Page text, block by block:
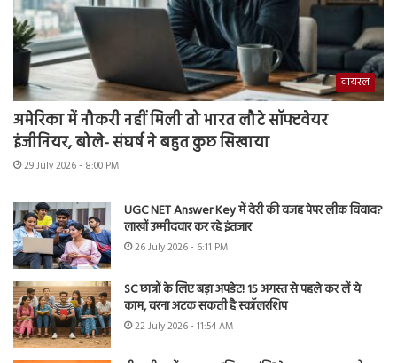
वायरल
अमेरिका में नौकरी नहीं मिली तो भारत लौटे सॉफ्टवेयर
इंजीनियर, बोले- संघर्ष ने बहुत कुछ सिखाया
29 July 2026 - 8:00 PM
UGC NET Answer Key में देरी की वजह पेपर लीक विवाद?
लाखों उम्मीदवार कर रहे इंतजार
26 July 2026 - 6:11 PM
SC छात्रों के लिए बड़ा अपडेट! 15 अगस्त से पहले कर लें ये
काम, वरना अटक सकती है स्कॉलरशिप
22 July 2026 - 11:54 AM